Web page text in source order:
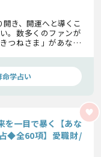
き、開運へと導くこ
。数多くのファンが
つねさま」があなた
命学占い
を一目で暴く【あな
◆全60項】愛職財/